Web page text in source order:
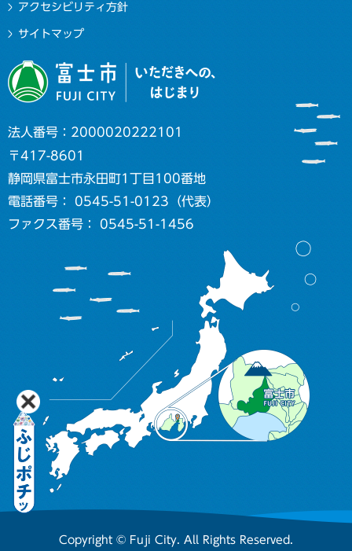
アクセシビリティ方針
サイトマップ
法人番号：2000020222101
〒417-8601
静岡県富士市永田町1丁目100番地
電話番号： 0545-51-0123（代表）
ファクス番号： 0545-51-1456
Copyright © Fuji City. All Rights Reserved.